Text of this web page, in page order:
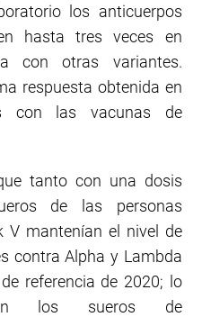
los anticuerpos
hasta tres veces en
con otras variantes.
respuesta obtenida en
con las vacunas de
tanto con una dosis
de las personas
V mantenían el nivel de
contra Alpha y Lambda
referencia de 2020; lo
los sueros de